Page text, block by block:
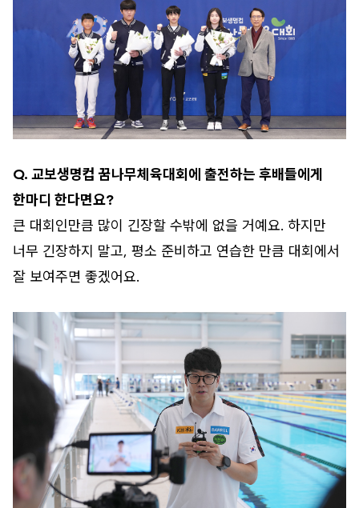
Q. 교보생명컵 꿈나무체육대회에 출전하는 후배들에게
한마디 한다면요?
큰 대회인만큼 많이 긴장할 수밖에 없을 거예요. 하지만
너무 긴장하지 말고, 평소 준비하고 연습한 만큼 대회에서
잘 보여주면 좋겠어요.